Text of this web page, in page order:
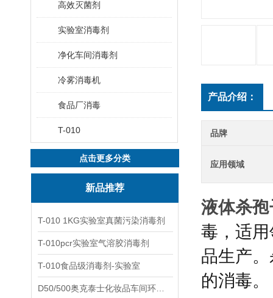
高效灭菌剂
实验室消毒剂
净化车间消毒剂
冷雾消毒机
食品厂消毒
T-010
点击更多分类
新品推荐
T-010 1KG实验室真菌污染消毒剂
T-010pcr实验室气溶胶消毒剂
T-010食品级消毒剂-实验室
产品介绍：
品牌
应用领域
液体杀
毒，适
品生产
的消毒。